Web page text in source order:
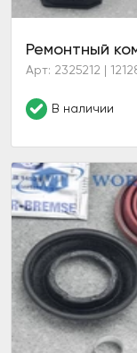
Ремонтный
Арт: 2325212 |
В наличии